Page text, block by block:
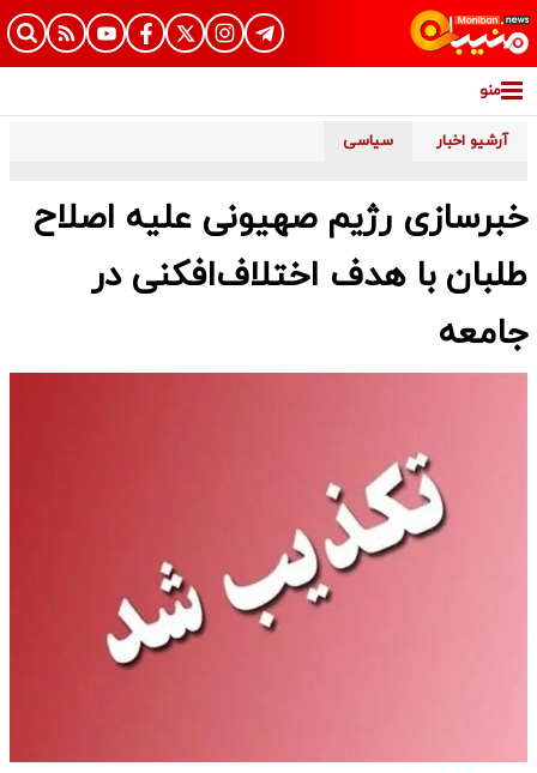
منو
آرشیو اخبار سیاسی
خبرسازی رژیم صهیونی علیه اصلاح
طلبان با هدف اختلاف‌افکنی در
جامعه